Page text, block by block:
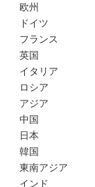
欧州
ドイツ
フランス
英国
イタリア
ロシア
アジア
中国
日本
韓国
東南アジア
インド